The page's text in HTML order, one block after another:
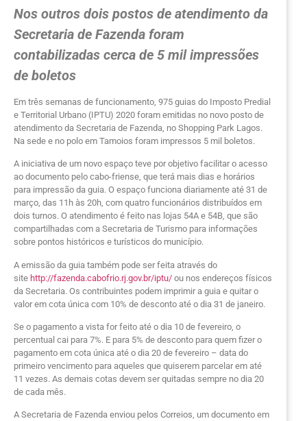
Nos outros dois postos de atendimento da
Secretaria de Fazenda foram
contabilizadas cerca de 5 mil impressões
de boletos
Em três semanas de funcionamento, 975 guias do Imposto Predial
e Territorial Urbano (IPTU) 2020 foram emitidas no novo posto de
atendimento da Secretaria de Fazenda, no Shopping Park Lagos.
Na sede e no polo em Tamoios foram impressos 5 mil boletos.
A iniciativa de um novo espaço teve por objetivo facilitar o acesso
ao documento pelo cabo-friense, que terá mais dias e horários
para impressão da guia. O espaço funciona diariamente até 31 de
março, das 11h às 20h, com quatro funcionários distribuídos em
dois turnos. O atendimento é feito nas lojas 54A e 54B, que são
compartilhadas com a Secretaria de Turismo para informações
sobre pontos históricos e turísticos do município.
A emissão da guia também pode ser feita através do
site http://fazenda.cabofrio.rj.gov.br/iptu/ ou nos endereços físicos
da Secretaria. Os contribuintes podem imprimir a guia e quitar o
valor em cota única com 10% de desconto até o dia 31 de janeiro.
Se o pagamento a vista for feito até o dia 10 de fevereiro, o
percentual cai para 7%. E para 5% de desconto para quem fizer o
pagamento em cota única até o dia 20 de fevereiro – data do
primeiro vencimento para aqueles que quiserem parcelar em até
11 vezes. As demais cotas devem ser quitadas sempre no dia 20
de cada mês.
A Secretaria de Fazenda enviou pelos Correios, um documento em